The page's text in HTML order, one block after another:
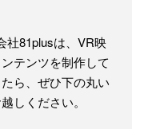
社81plusは、VR映
テンツを制作して
ら、ぜひ下の丸い
しください。